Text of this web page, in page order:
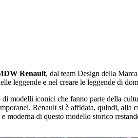
Renault, dal team Design della
leggende e nel creare le leggende di
modelli iconici che fanno parte della
Renault si è affidata, quindi, alla
di questo modello storico